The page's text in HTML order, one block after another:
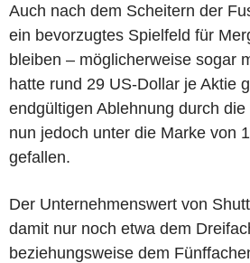
Auch nach dem Scheitern der
ein bevorzugtes Spielfeld für
bleiben – möglicherweise sogar
hatte rund 29 US-Dollar je Aktie
endgültigen Ablehnung durch
nun jedoch unter die Marke von
gefallen.
Der Unternehmenswert von
damit nur noch etwa dem
beziehungsweise dem